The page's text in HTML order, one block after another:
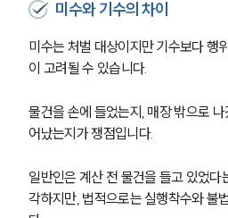
형사전문변
언론보
뉴스레터/브
세미나
미수와 기수의 차이
미수는 처벌 대상이지만 기수보다 행
이 고려될 수 있습니다.
물건을 손에 들었는지, 매장 밖으로
어났는지가 쟁점입니다.
일반인은 계산 전 물건을 들고 있었다
각하지만, 법적으로는 실행착수와 불